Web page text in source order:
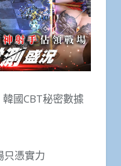
國CBT秘密數據
只憑實力